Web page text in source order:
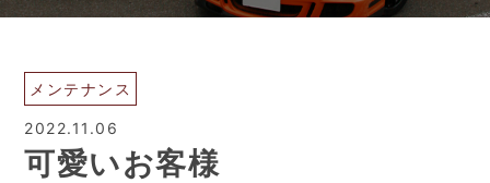
Home
ホーム
メンテナンス
2022.11.06
可愛いお客様